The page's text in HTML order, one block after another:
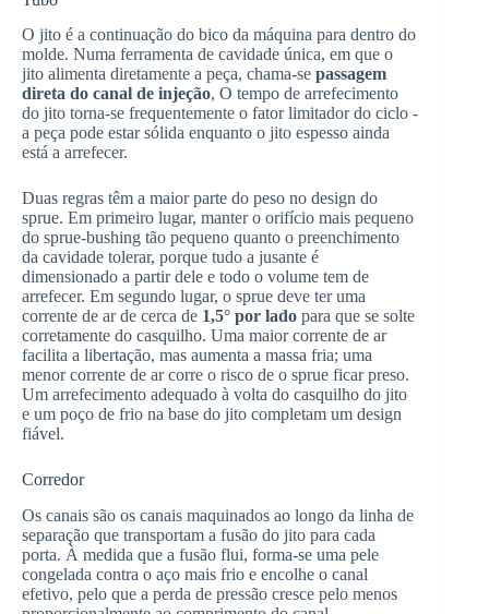
O jito é a continuação do bico da máquina para dentro do
molde. Numa ferramenta de cavidade única, em que o
jito alimenta diretamente a peça, chama-se passagem
direta do canal de injeção, O tempo de arrefecimento
do jito torna-se frequentemente o fator limitador do ciclo -
a peça pode estar sólida enquanto o jito espesso ainda
está a arrefecer.
Duas regras têm a maior parte do peso no design do
sprue. Em primeiro lugar, manter o orifício mais pequeno
do sprue-bushing tão pequeno quanto o preenchimento
da cavidade tolerar, porque tudo a jusante é
dimensionado a partir dele e todo o volume tem de
arrefecer. Em segundo lugar, o sprue deve ter uma
corrente de ar de cerca de 1,5° por lado para que se solte
corretamente do casquilho. Uma maior corrente de ar
facilita a libertação, mas aumenta a massa fria; uma
menor corrente de ar corre o risco de o sprue ficar preso.
Um arrefecimento adequado à volta do casquilho do jito
e um poço de frio na base do jito completam um design
fiável.
Corredor
Os canais são os canais maquinados ao longo da linha de
separação que transportam a fusão do jito para cada
porta. À medida que a fusão flui, forma-se uma pele
congelada contra o aço mais frio e encolhe o canal
efetivo, pelo que a perda de pressão cresce pelo menos